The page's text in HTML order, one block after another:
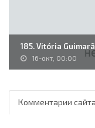
185. Vitória
16-окт, 00:00
Комментарии